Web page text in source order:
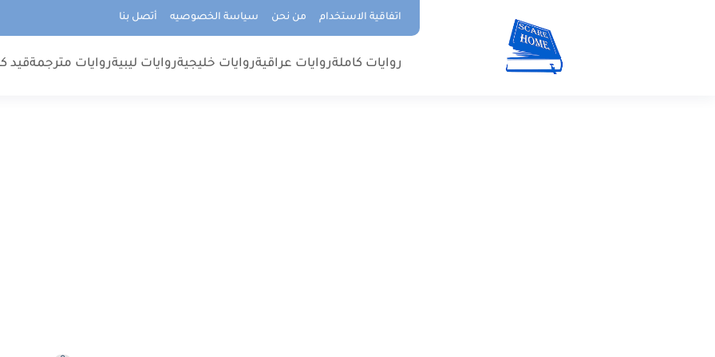
اتفاقية الاستخدام من نحن سياسة الخصوصيه أتصل بنا
روايات كاملةروايات عراقيةروايات خليجيةروايات ليبيةروايات مترجمةقيد